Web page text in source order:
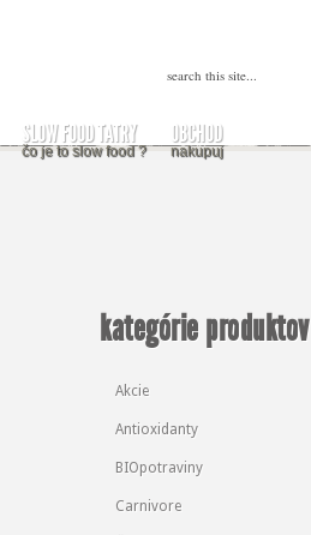
SLOW FOOD TATRY
čo je to slow food ?
OBCHOD
nakupuj
kategórie produktov
Akcie
Antioxidanty
BIOpotraviny
Carnivore